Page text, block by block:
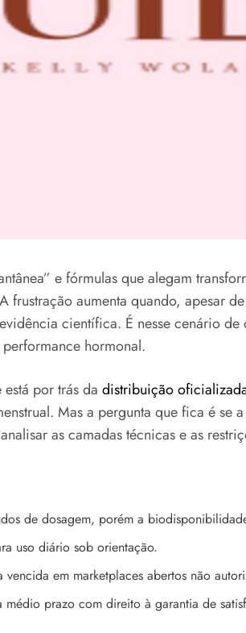
e fórmulas que alegam
frustração aumenta quando, apesar
científica. É nesse cenário de
hormonal.
por trás da distribuição
Mas a pergunta que fica é
as camadas técnicas e as
de dosagem, porém a
uso diário sob orientação.
em marketplaces abertos não
prazo com direito à garantia de